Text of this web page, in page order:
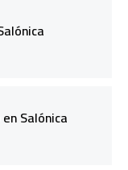
Salónica